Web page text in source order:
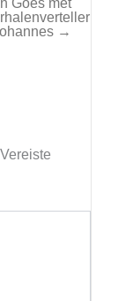
Goes met
→
Vereiste